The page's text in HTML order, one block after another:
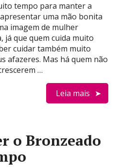
tempo para manter a
uma mão bonita
imagem de mulher
já que quem cuida muito
cuidar também muito
afazeres. Mas há quem não
…
Leia mais
o Bronzeado